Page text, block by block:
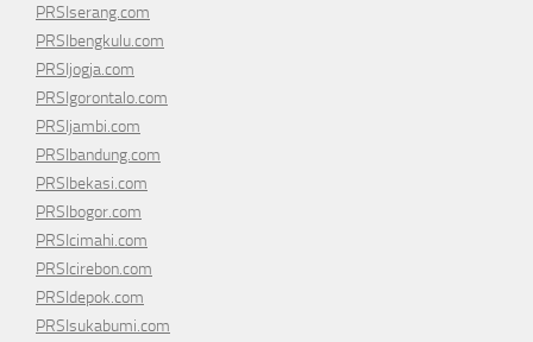
PRSIserang.com
PRSIbengkulu.com
PRSIjogja.com
PRSIgorontalo.com
PRSIjambi.com
PRSIbandung.com
PRSIbekasi.com
PRSIbogor.com
PRSIcimahi.com
PRSIcirebon.com
PRSIdepok.com
PRSIsukabumi.com